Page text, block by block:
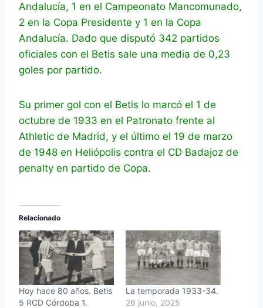
Andalucía, 1 en el Campeonato Mancomunado,
2 en la Copa Presidente y 1 en la Copa
Andalucía. Dado que disputó 342 partidos
oficiales con el Betis sale una media de 0,23
goles por partido.
Su primer gol con el Betis lo marcó el 1 de
octubre de 1933 en el Patronato frente al
Athletic de Madrid, y el último el 19 de marzo
de 1948 en Heliópolis contra el CD Badajoz de
penalty en partido de Copa.
Relacionado
Hoy hace 80 años. Betis
5 RCD Córdoba 1.
La temporada 1933-34.
26 junio, 2025